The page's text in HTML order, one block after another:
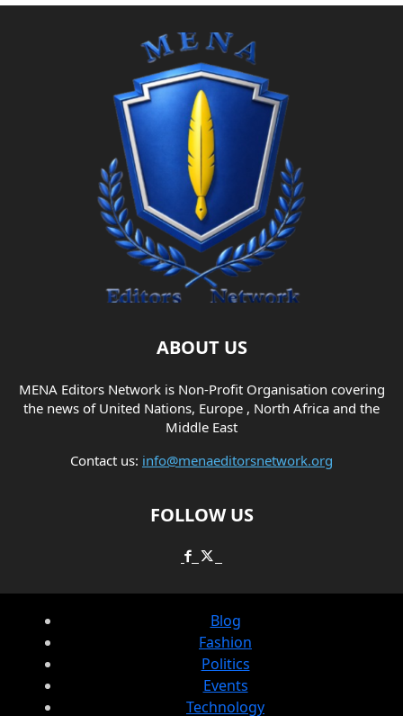
ABOUT US
MENA Editors Network is Non-Profit Organisation covering
the news of United Nations, Europe , North Africa and the
Middle East
Contact us: info@menaeditorsnetwork.org
FOLLOW US
Blog
Fashion
Politics
Events
Technology